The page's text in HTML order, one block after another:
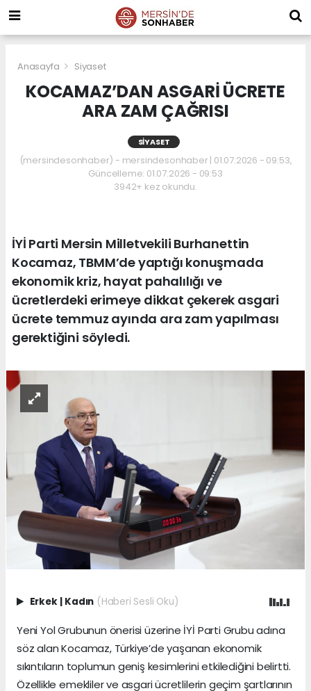
Anasayfa Siyaset
KOCAMAZ’DAN ASGARİ ÜCRETE
ARA ZAM ÇAĞRISI
SIYASET
(mersindesonhaber) - mersindesonhaber | 01.07.2026 - 09:53,
Güncelleme: 01.07.2026 - 09:53
3942+ kez okundu.
İYİ Parti Mersin Milletvekili Burhanettin
Kocamaz, TBMM’de yaptığı konuşmada
ekonomik kriz, hayat pahalılığı ve
ücretlerdeki erimeye dikkat çekerek asgari
ücrete temmuz ayında ara zam yapılması
gerektiğini söyledi.
Erkek Kadın (Haberi Sesli Oku)
Yeni Yol Grubunun önerisi üzerine İYİ Parti Grubu adına
söz alan Kocamaz, Türkiye’de yaşanan ekonomik
sıkıntıların toplumun geniş kesimlerini etkilediğini belirtti.
Özellikle emekliler ve asgari ücretlilerin geçim şartlarının